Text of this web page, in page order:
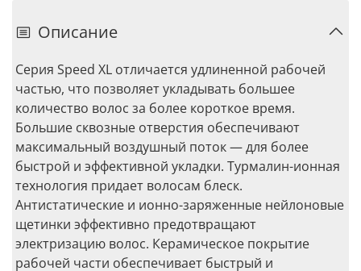
Описание
Серия Speed XL отличается удлиненной рабочей
частью, что позволяет укладывать большее
количество волос за более короткое время.
Большие сквозные отверстия обеспечивают
максимальный воздушный поток — для более
быстрой и эффективной укладки. Турмалин-ионная
технология придает волосам блеск.
Антистатические и ионно-заряженные нейлоновые
щетинки эффективно предотвращают
электризацию волос. Керамическое покрытие
рабочей части обеспечивает быcтрый и